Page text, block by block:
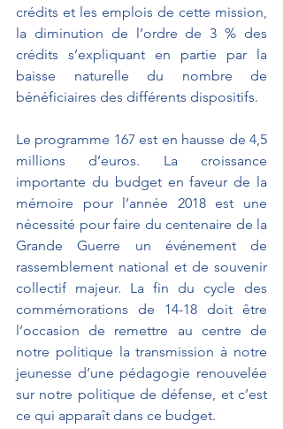
crédits et les emplois de cette mission,
la diminution de l’ordre de 3 % des
crédits s’expliquant en partie par la
baisse naturelle du nombre de
bénéficiaires des différents dispositifs.
Le programme 167 est en hausse de 4,5
millions d’euros. La croissance
importante du budget en faveur de la
mémoire pour l’année 2018 est une
nécessité pour faire du centenaire de la
Grande Guerre un événement de
rassemblement national et de souvenir
collectif majeur. La fin du cycle des
commémorations de 14-18 doit être
l’occasion de remettre au centre de
notre politique la transmission à notre
jeunesse d’une pédagogie renouvelée
sur notre politique de défense, et c’est
ce qui apparaît dans ce budget.